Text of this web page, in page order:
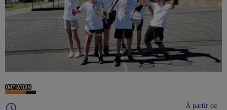
À partir de